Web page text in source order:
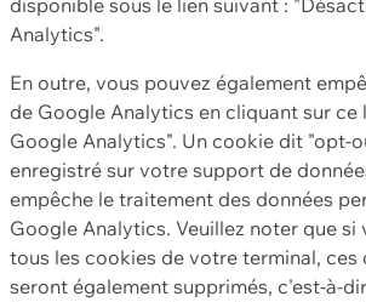
disponible sous le lien suivant :
Analytics".
En outre, vous pouvez également
de Google Analytics en cliquant sur ce
Google Analytics". Un cookie dit "opt-
enregistré sur votre support de
empêche le traitement des données
Google Analytics. Veuillez noter que si
tous les cookies de votre terminal,
seront également supprimés, c'est-à-